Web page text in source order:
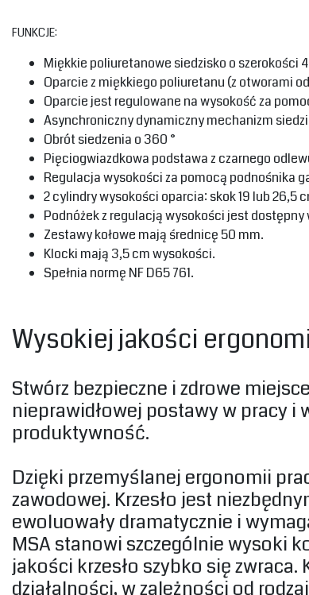
‎FUNKCJE:‎
‎Miękkie poliuretanowe siedzisko o szerokości
‎Oparcie z miękkiego poliuretanu (z otworami
‎Oparcie jest regulowane na wysokość za
‎Asynchroniczny dynamiczny mechanizm
‎Obrót siedzenia o 360 °‎
‎Pięciogwiazdkowa podstawa z czarnego
‎Regulacja wysokości za pomocą podnośnika
‎2 cylindry wysokości oparcia: skok 19 lub 26,5
‎Podnóżek z regulacją wysokości jest dostępny
‎Zestawy kołowe mają średnicę 50 mm.‎
‎Klocki mają 3,5 cm wysokości.‎
‎Spełnia normę NF D65 761.‎
Wysokiej jakości
‎Stwórz bezpieczne i zdrowe
nieprawidłowej postawy w pracy
produktywność.‎
‎Dzięki przemyślanej ergonomii
zawodowej. Krzesło jest
ewoluowały dramatycznie i
MSA stanowi szczególnie wysoki
jakości krzesło szybko się
działalności, w zależności od